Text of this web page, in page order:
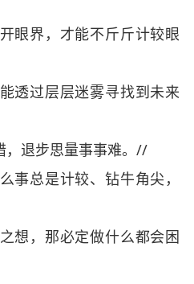
界，才能不斤斤计较眼
过层层迷雾寻找到未来
退步思量事事难。//
总是计较、钻牛角尖，
，那必定做什么都会困